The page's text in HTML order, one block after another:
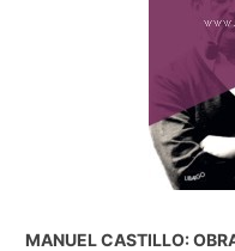
MANUEL CASTILLO: